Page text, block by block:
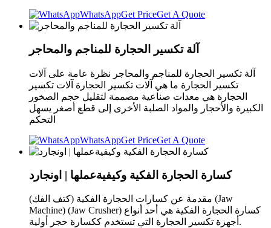
WhatsAppGet PriceGet A Quote
آلة تكسير الحجارة للمناجم والمحاجر
آلة تكسير الحجارة للمناجم والمحاجر نظرة عامة على آلات
تكسير الحجارة ما هي آلات تكسير الحجارة آلات تكسير
الحجارة هي معدات صناعية مصممة لتقليل حجم الصخور
الكبيرة والأحجار والمواد الصلبة الأخرى إلى قطع أصغر يسهل
التحكم
WhatsAppGet PriceGet A Quote
كسارة الحجارة الفكية وكيفيةعملها | اونجارد
مقدمة عن كسارات الحجارة الفكية (كتف الفك) (Jaw
Machine) (Jaw Crusher) كسارة الحجارة الفكية هي أحد أنواع
أجهزة تكسير الحجارة التي تستخدم ككسارة حجر أولية.